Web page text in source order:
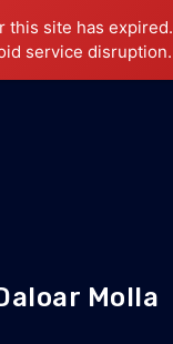
site has expired.
service disruption.
Molla